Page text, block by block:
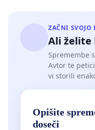
ZAČNI SVOJO
Ali želite
Spremembe
Avtor te
vi storili
Opišite
doseči